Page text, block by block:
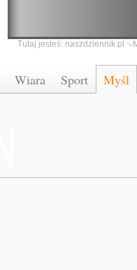
Wiara Sport Myśl
Tutaj jesteś: naszdziennik.pl